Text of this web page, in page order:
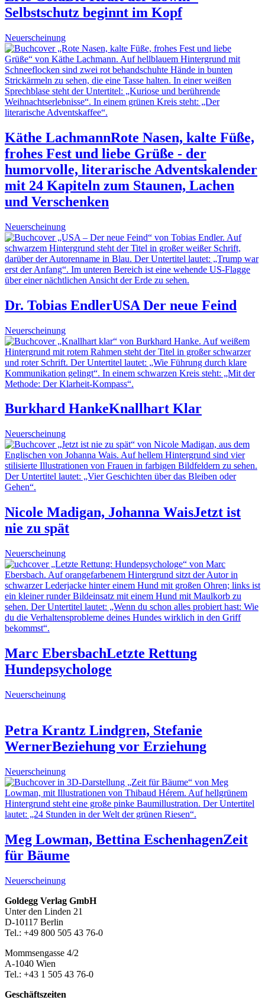
Selbstschutz beginnt im Kopf
Neuerscheinung
Käthe LachmannRote Nasen, kalte Füße,
frohes Fest und liebe Grüße - der
humorvolle, literarische Adventskalender
mit 24 Kapiteln zum Staunen, Lachen
und Verschenken
Neuerscheinung
Dr. Tobias EndlerUSA Der neue Feind
Neuerscheinung
Burkhard HankeKnallhart Klar
Neuerscheinung
Nicole Madigan, Johanna WaisJetzt ist
nie zu spät
Neuerscheinung
Marc EbersbachLetzte Rettung
Hundepsychologe
Neuerscheinung
Petra Krantz Lindgren, Stefanie
WernerBeziehung vor Erziehung
Neuerscheinung
Meg Lowman, Bettina EschenhagenZeit
für Bäume
Neuerscheinung
Footer-
Section
Goldegg Verlag GmbH
Unter den Linden 21
D-10117 Berlin
Tel.: +49 800 505 43 76-0
Mommsengasse 4/2
A-1040 Wien
Tel.: +43 1 505 43 76-0
Geschäftszeiten